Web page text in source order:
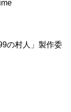
の村人」製作委